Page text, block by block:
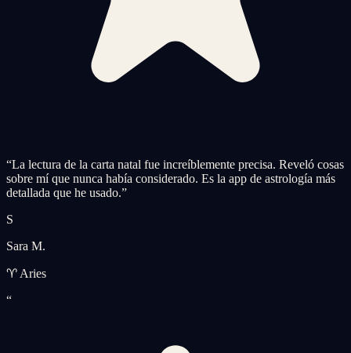
“La lectura de la carta natal fue increíblemente precisa. Reveló cosas
sobre mí que nunca había considerado. Es la app de astrología más
detallada que he usado.”
S
Sara M.
♈ Aries
“